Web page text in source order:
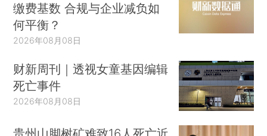
缴费基数 合规与企业减负如
何平衡？
2026年08月08日
财新周刊｜透视女童基因编辑
死亡事件
2026年08月08日